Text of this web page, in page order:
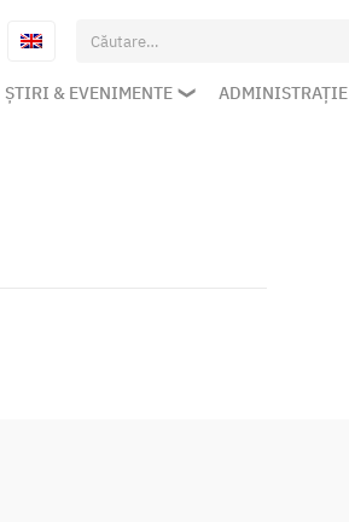
Caută
după:
ȘTIRI & EVENIMENTE ADMINISTRAȚIE